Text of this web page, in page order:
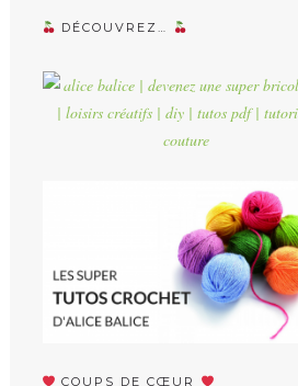
DÉCOUVREZ…
COUPS DE CŒUR